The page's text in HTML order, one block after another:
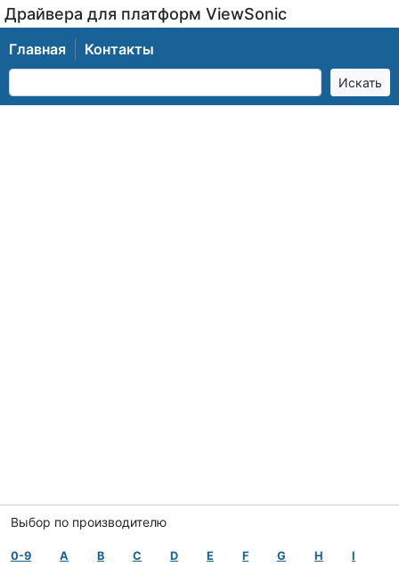
Драйвера для платформ ViewSonic
Главная Контакты
Выбор по производителю
0-9 A B C D E F G H I